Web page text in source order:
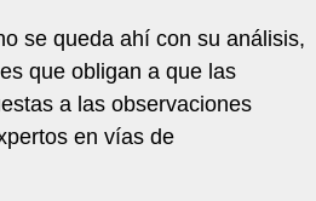
se queda ahí con su análisis,
que obligan a que las
a las observaciones
en vías de